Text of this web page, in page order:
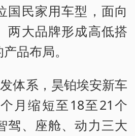
国民家用车型，面向
两大品牌形成高低搭
品布局。
体系，昊铂埃安新车
月缩短至18至21个
驾、座舱、动力三大